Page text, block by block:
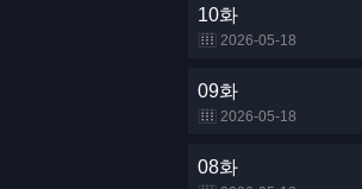
10화
2026-05-18
09화
2026-05-18
08화